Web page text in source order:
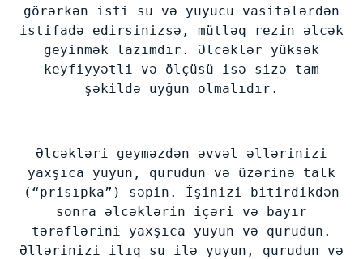
görərkən isti su və yuyucu vasitələrdən
istifadə edirsinizsə, mütləq rezin əlcək
geyinmək lazımdır. Əlcəklər yüksək
keyfiyyətli və ölçüsü isə sizə tam
şəkildə uyğun olmalıdır.
Əlcəkləri geyməzdən əvvəl əllərinizi
yaxşıca yuyun, qurudun və üzərinə talk
(“prisıpka”) səpin. İşinizi bitirdikdən
sonra əlcəklərin içəri və bayır
tərəflərini yaxşıca yuyun və qurudun.
Əllərinizi ilıq su ilə yuyun, qurudun və